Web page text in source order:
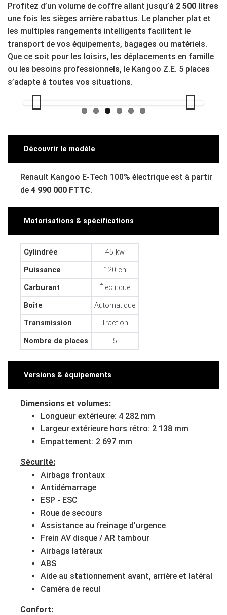
Profitez d’un volume de coffre allant jusqu’à 2 500 litres
une fois les sièges arrière rabattus. Le plancher plat et
les multiples rangements intelligents facilitent le
transport de vos équipements, bagages ou matériels.
Que ce soit pour les loisirs, les déplacements en famille
ou les besoins professionnels, le Kangoo Z.E. 5 places
s’adapte à toutes vos situations.
Découvrir le modèle
Renault Kangoo E-Tech 100% électrique est à partir
de 4 990 000 FTTC.
Motorisations & spécifications
Cylindrée 45 kw
Puissance 120 ch
Carburant Électrique
Boîte Automatique
Transmission Traction
Nombre de places 5
Versions & équipements
Dimensions et volumes:
Longueur extérieure: 4 282 mm
Largeur extérieure hors rétro: 2 138 mm
Empattement: 2 697 mm
Sécurité:
Airbags frontaux
Antidémarrage
ESP - ESC
Roue de secours
Assistance au freinage d'urgence
Frein AV disque / AR tambour
Airbags latéraux
ABS
Aide au stationnement avant, arrière et latéral
Caméra de recul
Confort: